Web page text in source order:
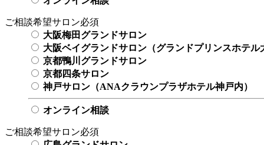
ご相談希望サロン必須
大阪梅田グランドサロン
大阪ベイグランドサロン（グランドプリンスホテル
京都鴨川グランドサロン
京都四条サロン
神戸サロン（ANAクラウンプラザホテル神戸内）
オンライン相談
ご相談希望サロン必須